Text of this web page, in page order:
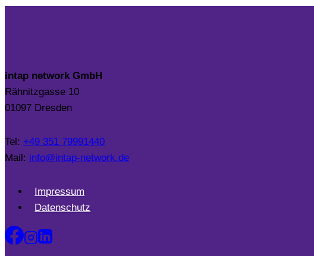
intap network GmbH
Rähnitzgasse 10
01097 Dresden
Tel: +49 351 79991440
Mail: info@intap-network.de
Impressum
Datenschutz